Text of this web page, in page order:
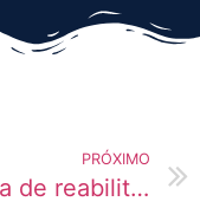
PRÓXIMO
Clínica de reabilitação para K9: foco em atletas